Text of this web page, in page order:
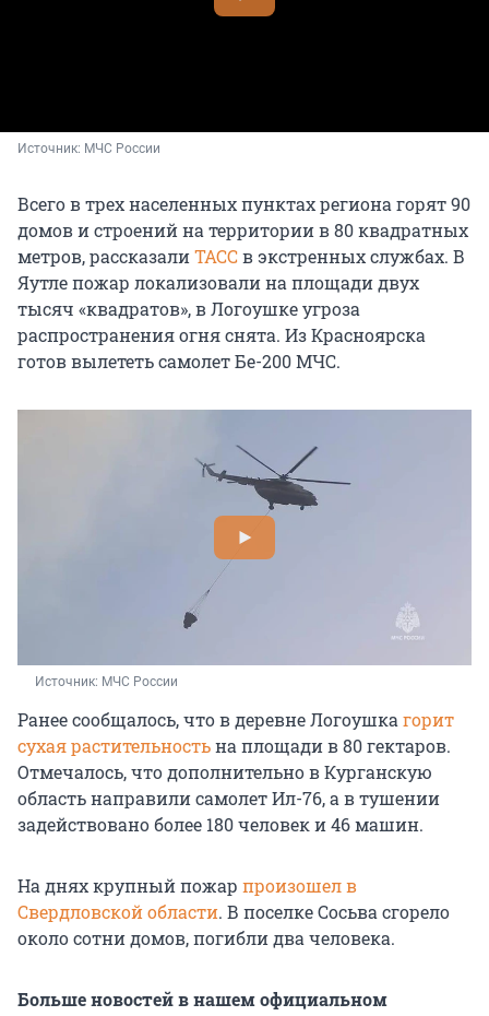
Источник: МЧС России
Всего в трех населенных пунктах региона горят 90
домов и строений на территории в 80 квадратных
метров, рассказалиТАССв экстренных службах. В
Яутле пожар локализовали на площади двух
тысяч «квадратов», в Логоушке угроза
распространения огня снята. Из Красноярска
готов вылететь самолет Бе-200 МЧС.
Источник: МЧС России
Ранее сообщалось, что в деревне Логоушка горит
сухая растительностьна площади в 80 гектаров.
Отмечалось, что дополнительно в Курганскую
область направили самолет Ил-76, а в тушении
задействовано более 180 человек и 46 машин.
На днях крупный пожар произошел в
Свердловской области. В поселке Сосьва сгорело
около сотни домов, погибли два человека.
Больше новостей в нашем официальном